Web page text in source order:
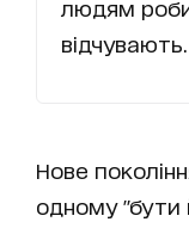
людям
відчувають.
Нове
одному "бути